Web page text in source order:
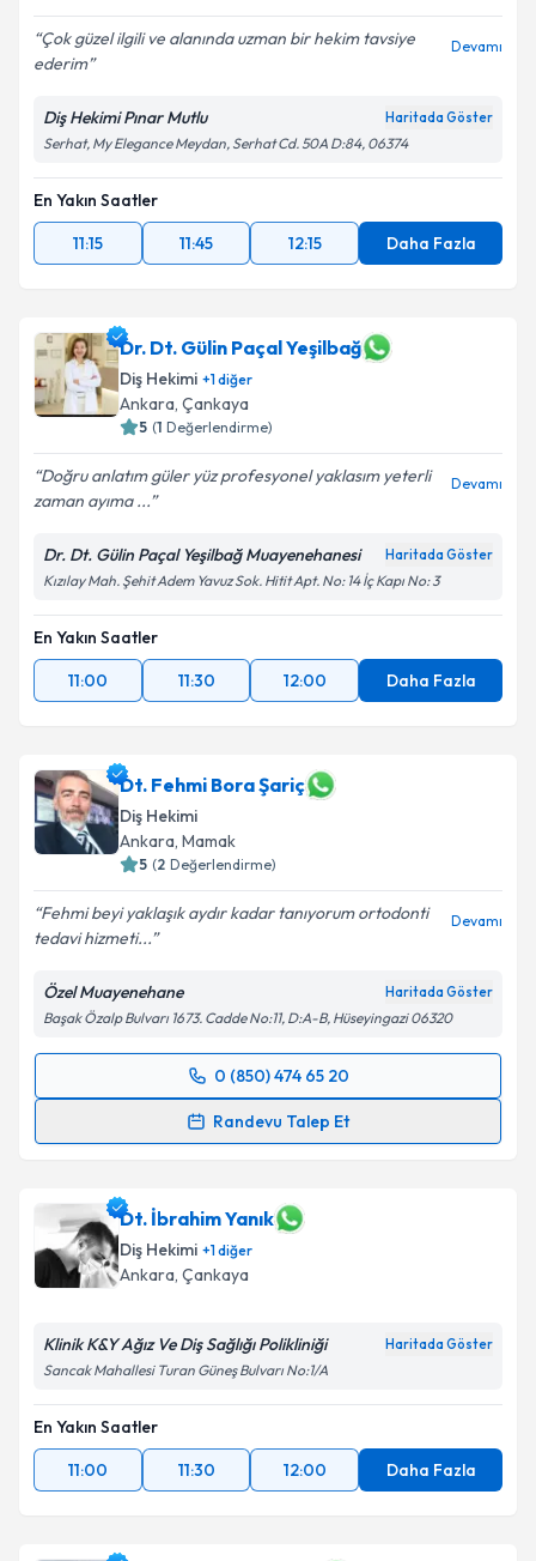
Çok güzel ilgili ve alanında uzman bir hekim tavsiye
ederim
Devamı
Diş Hekimi Pınar Mutlu Haritada Göster
Serhat, My Elegance Meydan, Serhat Cd. 50A D:84, 06374
En Yakın Saatler
11:15
11:45 12:15 Daha Fazla
Dr. Dt. Gülin Paçal Yeşilbağ
Diş Hekimi +1diğer
Ankara, Çankaya
5 (1 Değerlendirme)
Doğru anlatım güler yüz profesyonel yaklasım yeterli
zaman ayıma ...
Devamı
Dr. Dt. Gülin Paçal Yeşilbağ Muayenehanesi Haritada Göster
Kızılay Mah. Şehit Adem Yavuz Sok. Hitit Apt. No: 14 İç Kapı No: 3
En Yakın Saatler
11:00
11:30 12:00 Daha Fazla
Dt. Fehmi Bora Şariç
Diş Hekimi
Ankara, Mamak
5 (2 Değerlendirme)
Fehmi beyi yaklaşık aydır kadar tanıyorum ortodonti
tedavi hizmeti...
Devamı
Özel Muayenehane Haritada Göster
Başak Özalp Bulvarı 1673. Cadde No:11, D:A-B, Hüseyingazi 06320
0 (850) 474 65 20
Randevu Talep Et
Randevu Takvimi Talebi
takvim hazırlandığında e-posta ile bilgilendireceğiz.
E-posta Adresiniz
Kişisel verilerimin işlenmesine ilişkin
Metni'ni okudum ve kişisel verilerimin belirtilen
kapsamda işlenmesini kabul ediyorum.
Dt. İbrahim Yanık
Diş Hekimi +1diğer
Ankara, Çankaya
Klinik K&Y Ağız Ve Diş Sağlığı Polikliniği Haritada Göster
Sancak Mahallesi Turan Güneş Bulvarı No:1/A
En Yakın Saatler
11:00
11:30 12:00 Daha Fazla